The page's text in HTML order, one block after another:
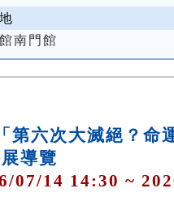
南門館
第六次大滅絕？命
導覽
07/14 14:30 ~